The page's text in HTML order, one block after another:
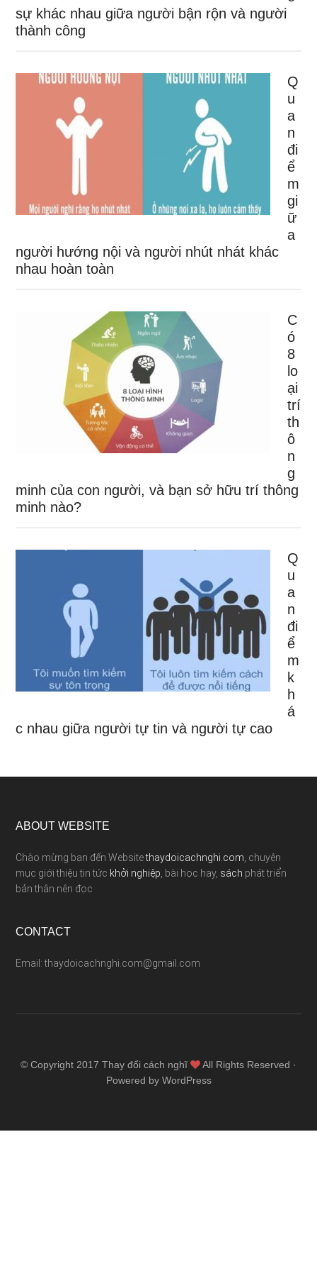
sự khác nhau giữa người bận rộn và người
thành công
Q
u
a
n
đi
ể
m
gi
ữ
a
người hướng nội và người nhút nhát khác
nhau hoàn toàn
C
ó
8
lo
ại
trí
th
ô
n
g
minh của con người, và bạn sở hữu trí thông
minh nào?
Q
u
a
n
đi
ể
m
k
h
á
c nhau giữa người tự tin và người tự cao
ABOUT WEBSITE
Chào mừng bạn đến Websitethaydoicachnghi.com , chuyên
mục giới thiệu tin tức khởi nghiệp , bài học hay, sách phát triển
bản thân nên đọc
CONTACT
Email: thaydoicachnghi.com@gmail.com
© Copyright 2017 Thay đổi cách nghĩ
All Rights Reserved ·
Powered by WordPress